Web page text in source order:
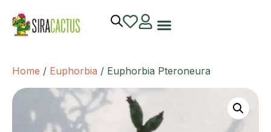
Home / Euphorbia / Euphorbia Pteroneura